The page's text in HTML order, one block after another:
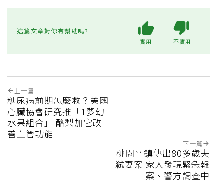
這篇文章對你有幫助嗎?
實用 不實用
上一篇
糖尿病前期怎麼救？美國
心臟協會研究推「1夢幻
水果組合」 酪梨加它改
善血管功能
下一篇
桃園平鎮傳出80多歲夫
弒妻案 家人發現緊急報
案、警方調查中